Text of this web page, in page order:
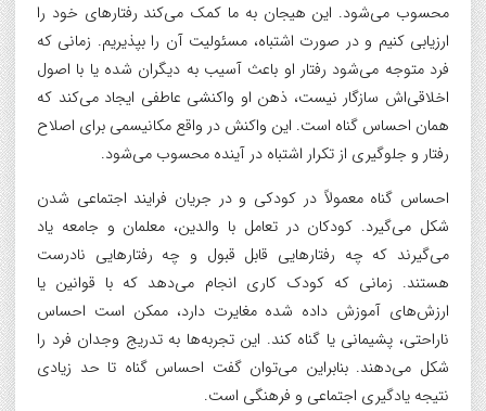
محسوب می‌شود. این هیجان به ما کمک می‌کند رفتارهای خود را
ارزیابی کنیم و در صورت اشتباه، مسئولیت آن را بپذیریم. زمانی که
فرد متوجه می‌شود رفتار او باعث آسیب به دیگران شده یا با اصول
اخلاقی‌اش سازگار نیست، ذهن او واکنشی عاطفی ایجاد می‌کند که
همان احساس گناه است. این واکنش در واقع مکانیسمی برای اصلاح
رفتار و جلوگیری از تکرار اشتباه در آینده محسوب می‌شود.
احساس گناه معمولاً در کودکی و در جریان فرایند اجتماعی شدن
شکل می‌گیرد. کودکان در تعامل با والدین، معلمان و جامعه یاد
می‌گیرند که چه رفتارهایی قابل قبول و چه رفتارهایی نادرست
هستند. زمانی که کودک کاری انجام می‌دهد که با قوانین یا
ارزش‌های آموزش داده شده مغایرت دارد، ممکن است احساس
ناراحتی، پشیمانی یا گناه کند. این تجربه‌ها به تدریج وجدان فرد را
شکل می‌دهند. بنابراین می‌توان گفت احساس گناه تا حد زیادی
نتیجه یادگیری اجتماعی و فرهنگی است.